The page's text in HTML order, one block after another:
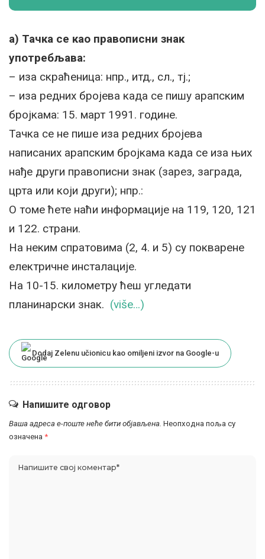
а) Тачка се као правописни знак
употребљава:
– иза скраћеница: нпр., итд., сл., тј.;
– иза редних бројева када се пишу арапским
бројкама: 15. март 1991. године.
Тачка се не пише иза редних бројева
написаних арапским бројкама када се иза њих
нађе други правописни знак (зарез, заграда,
црта или који други); нпр.:
О томе ћете наћи информације на 119, 120, 121
и 122. страни.
На неким спратовима (2, 4. и 5) су покварене
електричне инсталације.
На 10-15. километру ћеш угледати
планинарски знак. (više…)
Dodaj Zelenu učionicu kao omiljeni izvor na Google-u
Напишите одговор
Ваша адреса е-поште неће бити објављена. Неопходна поља су
означена *